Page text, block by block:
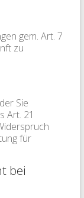
gem. Art. 7
zu
Sie
Art. 21
für
bei